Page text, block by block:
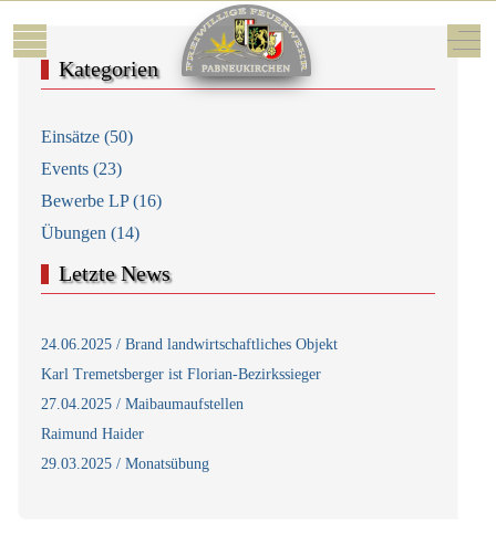
Mobile Menu Toggle Off-
Kategorien
Einsätze (50)
Events (23)
Bewerbe LP (16)
Übungen (14)
Letzte News
24.06.2025 / Brand landwirtschaftliches Objekt
Karl Tremetsberger ist Florian-Bezirkssieger
27.04.2025 / Maibaumaufstellen
Raimund Haider
29.03.2025 / Monatsübung